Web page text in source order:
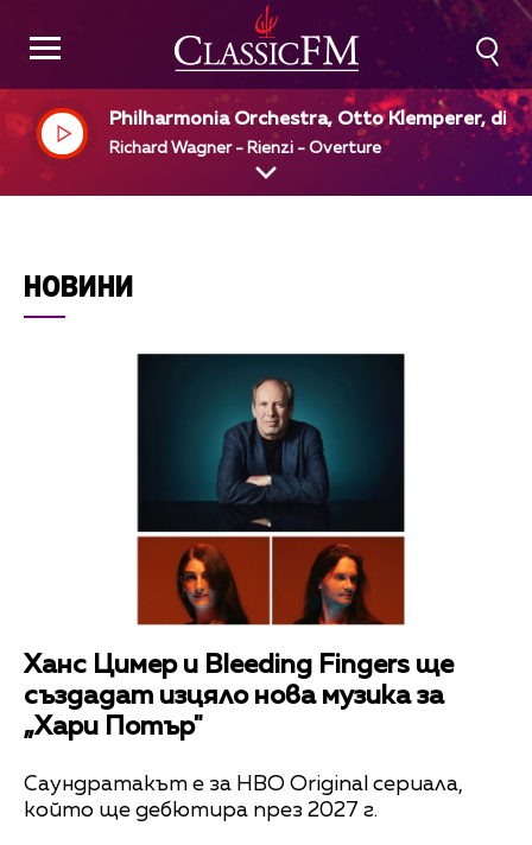
Philharmonia Orchestra, Otto Klemperer, dir
Richard Wagner - Rienzi - Overture
НОВИНИ
Ханс Цимер и Bleeding Fingers ще
създадат изцяло нова музика за
„Хари Потър"
Саундратакът е за HBO Original сериалa,
който ще дебютира през 2027 г.